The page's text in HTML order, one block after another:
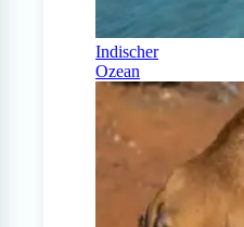
Indischer
Ozean